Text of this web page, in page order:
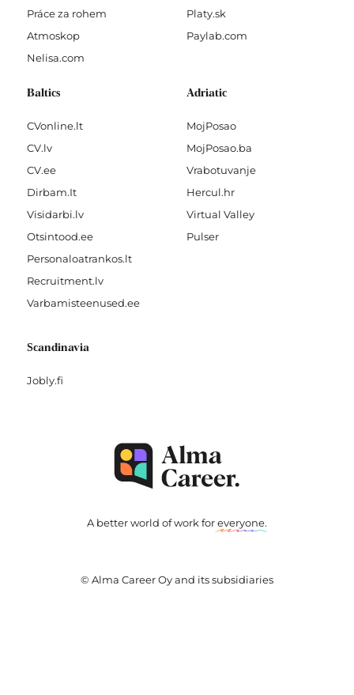
Práce za rohem
Atmoskop
Nelisa.com
Platy.sk
Paylab.com
Baltics
CVonline.lt
CV.lv
CV.ee
Dirbam.It
Visidarbi.lv
Otsintood.ee
Personaloatrankos.lt
Recruitment.lv
Varbamisteenused.ee
Adriatic
MojPosao
MojPosao.ba
Vrabotuvanje
Hercul.hr
Virtual Valley
Pulser
Scandinavia
Jobly.fi
A better world of work foreveryone.
© Alma Career Oy and its subsidiaries